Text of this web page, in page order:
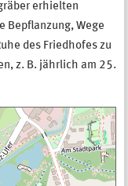
erhielten
Bepﬂanzung, Wege
des Friedhofes zu
z. B. jährlich am 25.